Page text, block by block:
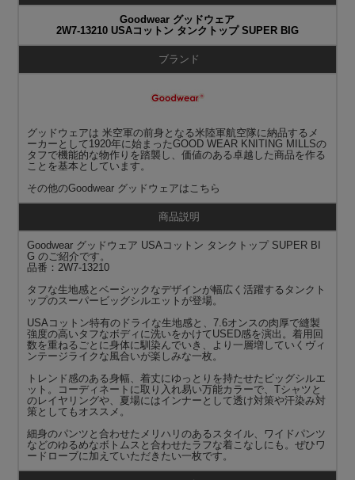
Goodwear グッドウェア
2W7-13210 USAコットン タンクトップ SUPER BIG
ブランド
グッドウェアは 米空軍の前身となる米陸軍航空隊に納品するメ
ーカーとして1920年に始まったGOOD WEAR KNITING MILLSの
タフで機能的な物作りを踏襲し、価値のある卓越した商品を作る
ことを基本としています。
その他のGoodwear グッドウェアはこちら
商品説明
Goodwear グッドウェア USAコットン タンクトップ SUPER BI
G のご紹介です。
品番：2W7-13210
タフな生地感とベーシックなデザインが幅広く活躍するタンクト
ップのスーパービッグシルエットが登場。
USAコットン特有のドライな生地感と、7.6オンスの肉厚で縫製
強度の高いタフなボディに洗いをかけてUSED感を演出。着用回
数を重ねるごとに身体に馴染んでいき、より一層増していくヴィ
ンテージライクな風合いが楽しみな一枚。
トレンド感のある身幅、着丈にゆっとりを持たせたビッグシルエ
ット。コーディネートに取り入れ易い万能カラーで、Tシャツと
のレイヤリングや、夏場にはインナーとして透け対策や汗染み対
策としてもオススメ。
細身のパンツと合わせたメリハリのあるスタイル、ワイドパンツ
などのゆるめなボトムスと合わせたラフな着こなしにも。ぜひワ
ードローブに加えていただきたい一枚です。